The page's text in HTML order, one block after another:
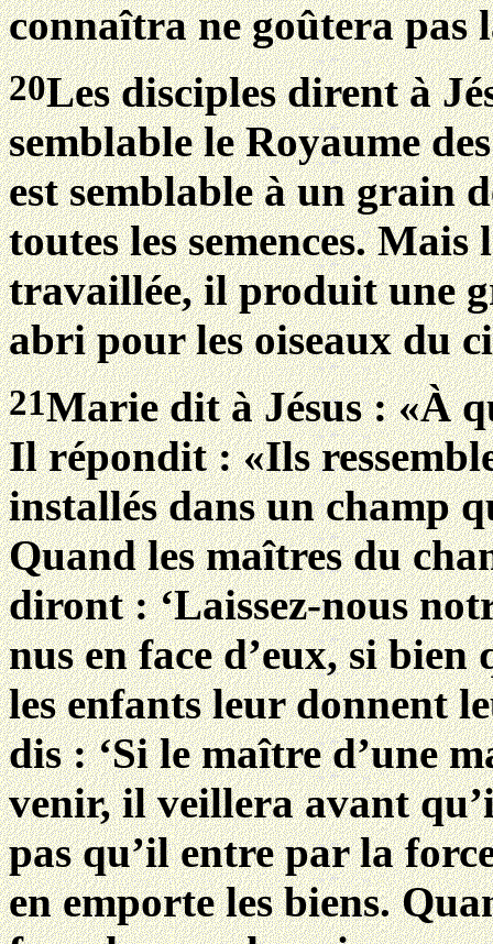
connaîtra ne goûtera pas
20Les disciples dirent à
semblable le Royaume
est semblable à un grain
toutes les semences.
travaillée, il produit une
abri pour les oiseaux du
21Marie dit à Jésus : «À
Il répondit : «Ils
installés dans un champ
Quand les maîtres du
diront : ‘Laissez-nous
nus en face d’eux, si
les enfants leur donnent
dis : ‘Si le maître d’une
venir, il veillera avant
pas qu’il entre par la
en emporte les biens.